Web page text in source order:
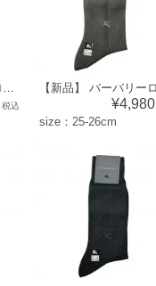
【新品】 バーバリーロンドン BURBERRY LONDON メンズ 靴下 ソックス （リブ×ワンポイント柄）グレー系 [size:25-27cm] 56873
税込 ¥4,980
size：25-26cm